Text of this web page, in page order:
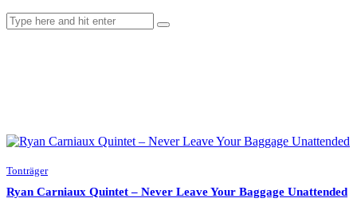
Tonträger
Ryan Carniaux Quintet – Never Leave Your Baggage Unattended